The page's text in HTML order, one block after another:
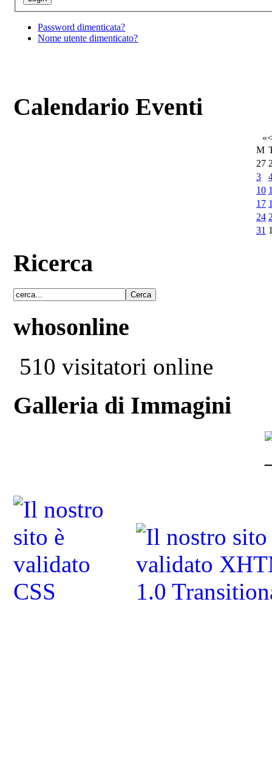
Password dimenticata?
Nome utente dimenticato?
Calendario Eventi
«<
M
27
3
10
17
24
31
Ricerca
whosonline
510 visitatori online
Galleria di Immagini